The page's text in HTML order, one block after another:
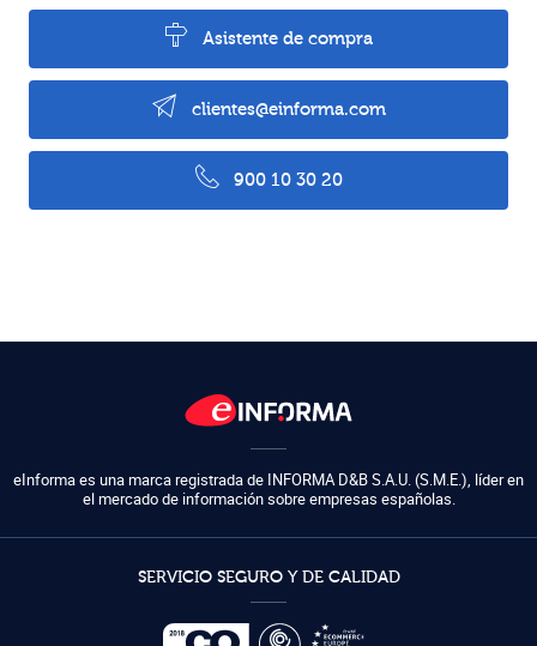
Asistente de compra
clientes@einforma.com
900 10 30 20
eInforma es una marca registrada de INFORMA D&B S.A.U. (S.M.E.), líder en
el mercado de información sobre empresas españolas.
SERVICIO SEGURO Y DE CALIDAD